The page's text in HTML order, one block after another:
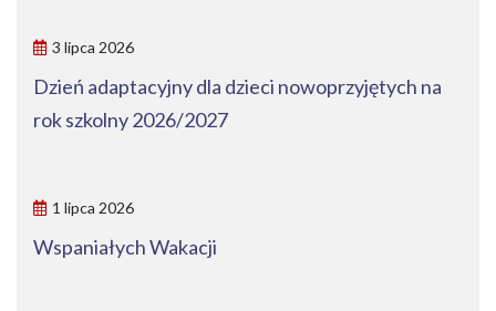
3 lipca 2026
Dzień adaptacyjny dla dzieci nowoprzyjętych na
rok szkolny 2026/2027
1 lipca 2026
Wspaniałych Wakacji